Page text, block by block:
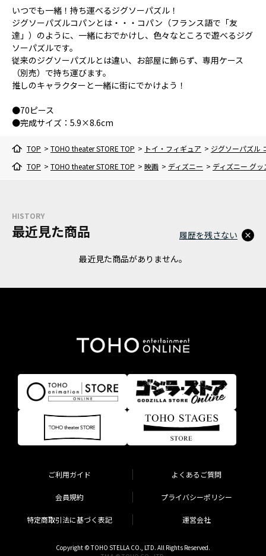
いつでも一緒！持ち運べるジグソーパズル！
ジグソーパズルコパンとは・・・コパン（フランス語で「友
達」）のように、一緒におでかけし、色々なところで遊べるジグ
ソーパズルです。
従来のジグソーパズルとは違い、お部屋に飾らず、専用ケース
（別売）で持ち運びます。
推しのキャラクターと一緒に街にでかけよう！
●70ピース
●完成サイズ：5.9×8.6cm
TOP > TOHO theater STORE TOP > トイ・フィギュア > ジグソーパズル
TOP > TOHO theater STORE TOP > 映画 > ディズニー > ディズニー グッ
HISTORY
最近見た商品
最近見た商品がありません。
履歴を残さない
ご利用ガイド よくあるご質問
会員規約 プライバシーポリシー
特定商取引法に基づく表記 運営会社
Copyright © TOHO STELLA CO., LTD. All Rights Reserved.